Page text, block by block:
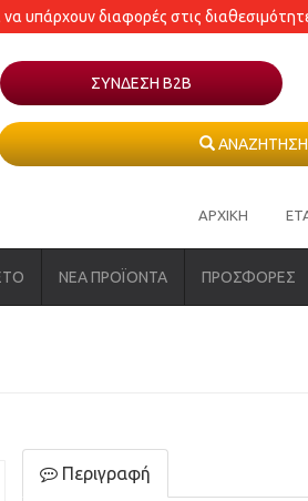
υπάρχουν διαφορές στις
ΣΥΝΔΕΣΗ Β2Β
ΑΝΑΖΗΤΗΣΗ
ΑΡΧΙΚΗ
ΝΕΑ ΠΡΟΪΟΝΤΑ ΠΡΟΣΦΟΡΕΣ
Περιγραφή